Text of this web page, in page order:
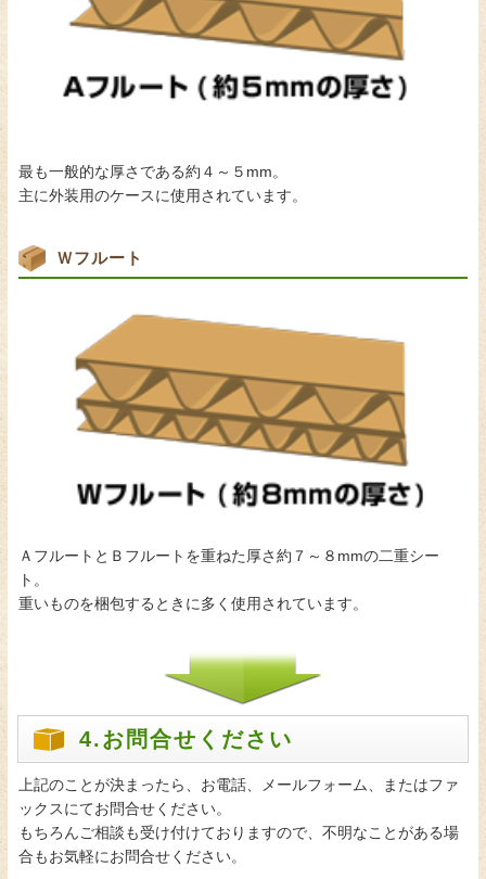
最も一般的な厚さである約４～５mm。
主に外装用のケースに使用されています。
Ｗフルート
ＡフルートとＢフルートを重ねた厚さ約７～８mmの二重シー
ト。
重いものを梱包するときに多く使用されています。
4.お問合せください
上記のことが決まったら、お電話、メールフォーム、またはファ
ックスにてお問合せください。
もちろんご相談も受け付けておりますので、不明なことがある場
合もお気軽にお問合せください。